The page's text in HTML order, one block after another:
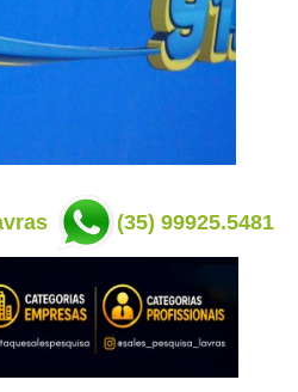
(35) 99925.5481